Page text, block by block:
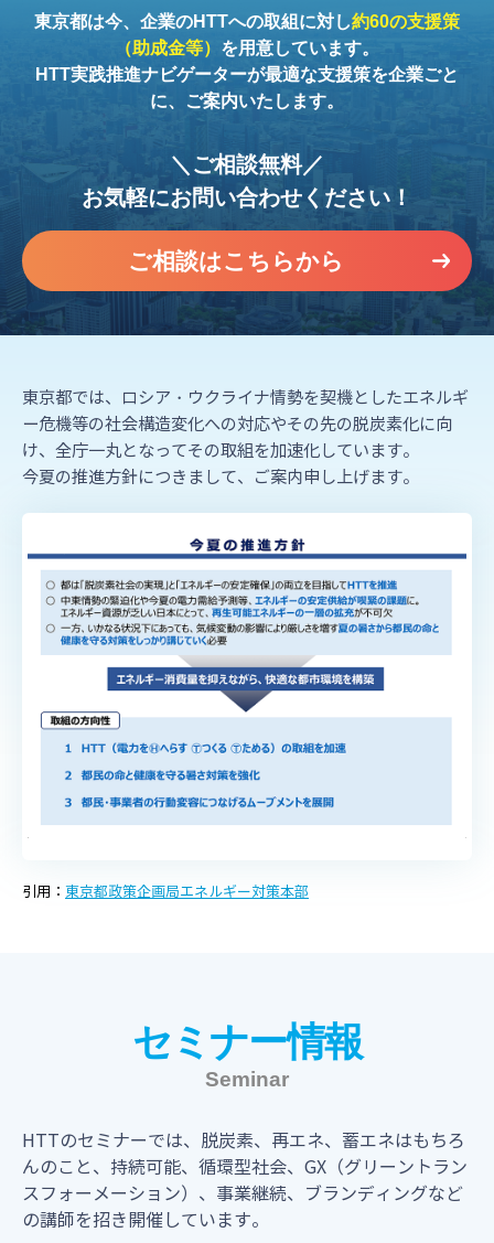
東京都は今、企業のHTTへの取組に対し約60の支援策
（助成金等） を用意しています。
HTT実践推進ナビゲーターが最適な支援策を企業ごと
に、ご案内いたします。
＼ご相談無料／
お気軽にお問い合わせください！
ご相談はこちらから
東京都では、ロシア・ウクライナ情勢を契機としたエネルギ
ー危機等の社会構造変化への対応やその先の脱炭素化に向
け、全庁一丸となってその取組を加速化しています。
今夏の推進方針につきまして、ご案内申し上げます。
引用： 東京都政策企画局エネルギー対策本部
セミナー情報
Seminar
HTTのセミナーでは、脱炭素、再エネ、蓄エネはもちろ
んのこと、持続可能、循環型社会、GX（グリーントラン
スフォーメーション）、 事業継続、ブランディングなど
の講師を招き開催しています。